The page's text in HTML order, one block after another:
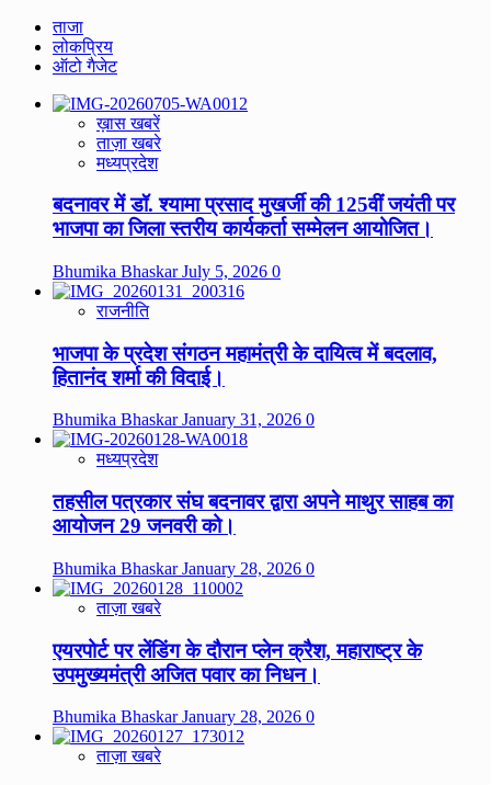
ताजा
लोकप्रिय
ऑटो गैजेट
ख़ास खबरें
ताज़ा खबरे
मध्यप्रदेश
बदनावर में डॉ. श्यामा प्रसाद मुखर्जी की 125वीं जयंती पर
भाजपा का जिला स्तरीय कार्यकर्ता सम्मेलन आयोजित।
Bhumika BhaskarJuly 5, 2026 0
राजनीति
भाजपा के प्रदेश संगठन महामंत्री के दायित्व में बदलाव,
हितानंद शर्मा की विदाई।
Bhumika BhaskarJanuary 31, 2026 0
मध्यप्रदेश
तहसील पत्रकार संघ बदनावर द्वारा अपने माथुर साहब का
आयोजन 29 जनवरी को।
Bhumika BhaskarJanuary 28, 2026 0
ताज़ा खबरे
एयरपोर्ट पर लेंडिंग के दौरान प्लेन क्रैश, महाराष्ट्र के
उपमुख्यमंत्री अजित पवार का निधन।
Bhumika BhaskarJanuary 28, 2026 0
ताज़ा खबरे